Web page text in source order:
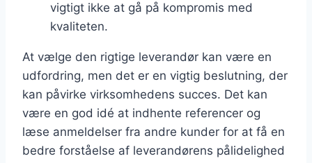
vigtigt ikke at gå på kompromis med
kvaliteten.
At vælge den rigtige leverandør kan være en
udfordring, men det er en vigtig beslutning, der
kan påvirke virksomhedens succes. Det kan
være en god idé at indhente referencer og
læse anmeldelser fra andre kunder for at få en
bedre forståelse af leverandørens pålidelighed